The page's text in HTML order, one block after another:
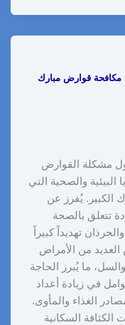
h
r
e
مكافحة قوارض مبارك
مشكلة القوارض
والصحية التي
الكبير. يُفرز عن
تتعلق بالصحة
تهديداً كبيراً
العديد من الأمراض
ما يُبرز الحاجة
في زيادة أعداد
الغذاء والمأوى.
السكانية